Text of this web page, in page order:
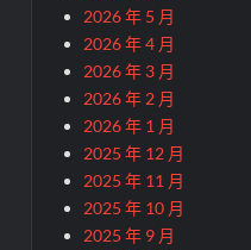
2026 年 5 月
2026 年 4 月
2026 年 3 月
2026 年 2 月
2026 年 1 月
2025 年 12 月
2025 年 11 月
2025 年 10 月
2025 年 9 月